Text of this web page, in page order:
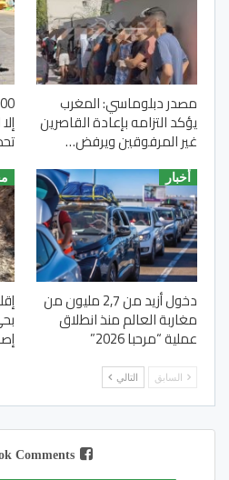
مصدر دبلوماسي: المغرب
يؤكد التزامه بإعادة القاصرين
غير المرفوقين ويرفض…
أخبار
دخول أزيد من 2,7 مليون من
مغاربة العالم منذ انطلاق
عملية “مرحبا 2026”
السابق التالي
Comments